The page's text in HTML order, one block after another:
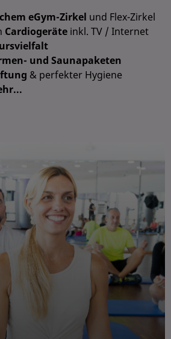
eGym-Zirkel und Flex-Zirkel
Cardiogeräte inkl. TV / Internet
und Saunapaketen
& perfekter Hygiene